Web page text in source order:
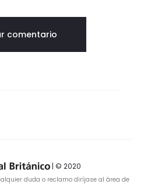
| © 2020
duda o reclamo diríjase al área de